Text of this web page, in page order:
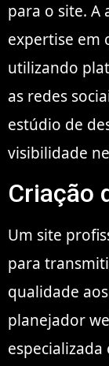
para o site. A
expertise em
utilizando
as redes
estúdio de
visibilidade
Criação
Um site
para
qualidade
planejador